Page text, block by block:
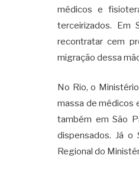
médicos e
terceirizados. Em
recontratar cem
migração dessa
No Rio, o
massa de médicos
também em São
dispensados. Já o
Regional do